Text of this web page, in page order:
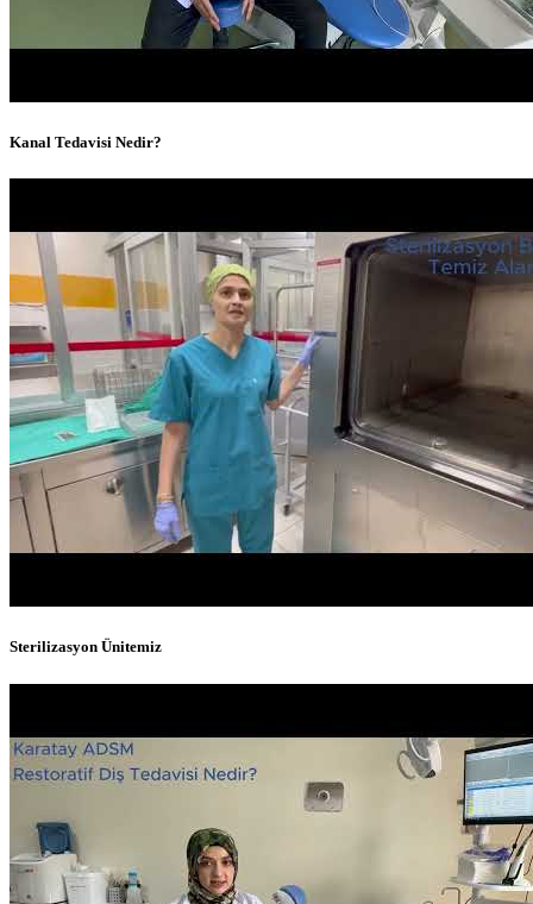
Kanal Tedavisi Nedir?
Sterilizasyon Ünitemiz